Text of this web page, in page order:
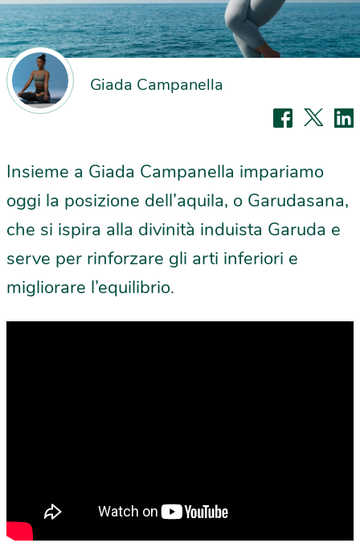
Giada Campanella
Insieme a Giada Campanella impariamo
oggi la posizione dell’aquila, o Garudasana​,
che si ispira alla divinità induista Garuda e
serve per rinforzare gli arti inferiori e
migliorare l’equilibrio.